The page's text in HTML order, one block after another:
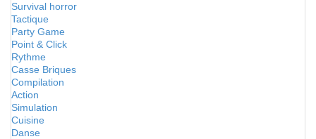
Survival horror
Tactique
Party Game
Point & Click
Rythme
Casse Briques
Compilation
Action
Simulation
Cuisine
Danse